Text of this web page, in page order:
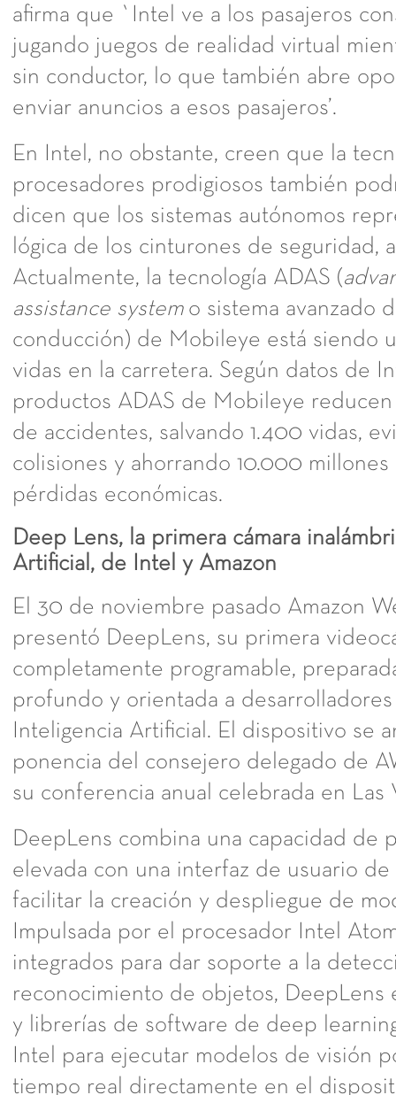
afirma que `Intel ve a los pasajeros
jugando juegos de realidad virtual
sin conductor, lo que también abre
enviar anuncios a esos pasajeros’.
En Intel, no obstante, creen que la
procesadores prodigiosos también
dicen que los sistemas autónomos
lógica de los cinturones de seguridad,
Actualmente, la tecnología ADAS (
assistance system o sistema avanzado
conducción) de Mobileye está siendo
vidas en la carretera. Según datos de
productos ADAS de Mobileye
de accidentes, salvando 1.400 vidas,
colisiones y ahorrando 10.000
pérdidas económicas.
Deep Lens, la primera cámara
Artificial, de Intel y Amazon
El 30 de noviembre pasado Amazon
presentó DeepLens, su primera
completamente programable,
profundo y orientada a desarrolladores
Inteligencia Artificial. El dispositivo se
ponencia del consejero delegado de
su conferencia anual celebrada en Las
DeepLens combina una capacidad de
elevada con una interfaz de usuario
facilitar la creación y despliegue de
Impulsada por el procesador Intel
integrados para dar soporte a la
reconocimiento de objetos, DeepLens
y librerías de software de deep
Intel para ejecutar modelos de visión
tiempo real directamente en el